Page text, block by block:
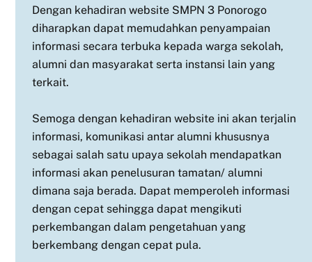
Dengan kehadiran website SMPN 3 Ponorogo
diharapkan dapat memudahkan penyampaian
informasi secara terbuka kepada warga sekolah,
alumni dan masyarakat serta instansi lain yang
terkait.
Semoga dengan kehadiran website ini akan terjalin
informasi, komunikasi antar alumni khususnya
sebagai salah satu upaya sekolah mendapatkan
informasi akan penelusuran tamatan/ alumni
dimana saja berada. Dapat memperoleh informasi
dengan cepat sehingga dapat mengikuti
perkembangan dalam pengetahuan yang
berkembang dengan cepat pula.